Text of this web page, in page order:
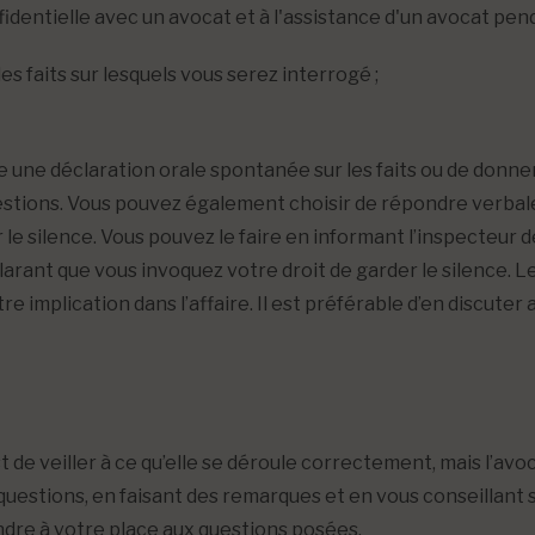
avec un avocat et à l'assistance d'un avocat
faits sur lesquels vous serez interrogé ;
une déclaration orale spontanée sur les faits ou de
Vous pouvez également choisir de répondre
silence. Vous pouvez le faire en informant l’inspecteur
que vous invoquez votre droit de garder le silence.
implication dans l’affaire. Il est préférable d’en discuter
de veiller à ce qu’elle se déroule correctement, mais
en faisant des remarques et en vous
à votre place aux questions posées.